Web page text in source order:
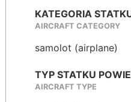
KATEGORIA
AIRCRAFT CATEGORY
samolot (airplane)
TYP STATKU
AIRCRAFT TYPE